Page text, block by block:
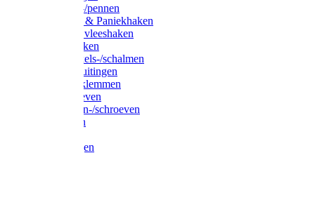
Borgveren-/pennen
Musketons & Paniekhaken
S-haken & vleeshaken
Karabijnhaken
Noodschakels-/schalmen
Harp-/D-sluitingen
Staaldraadklemmen
Spanschroeven
Ringmoeren-/schroeven
Puntkousen
Aanlegringen